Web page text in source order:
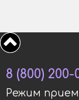
8 (800) 200-
Режим